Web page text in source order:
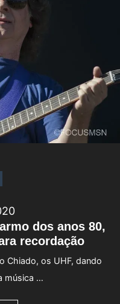
dos anos 80,
recordação
Chiado, os UHF, dando
música …